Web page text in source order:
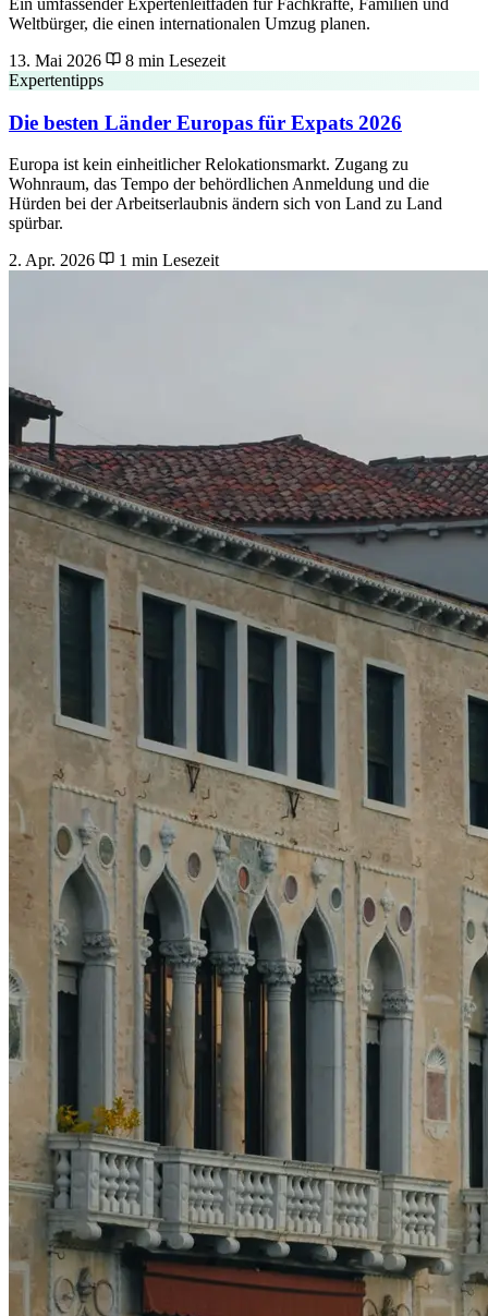
Ein umfassender Expertenleitfaden für Fachkräfte, Familien und
Weltbürger, die einen internationalen Umzug planen.
13. Mai 2026
8 min Lesezeit
Expertentipps
Die besten Länder Europas für Expats 2026
Europa ist kein einheitlicher Relokationsmarkt. Zugang zu
Wohnraum, das Tempo der behördlichen Anmeldung und die
Hürden bei der Arbeitserlaubnis ändern sich von Land zu Land
spürbar.
2. Apr. 2026
1 min Lesezeit